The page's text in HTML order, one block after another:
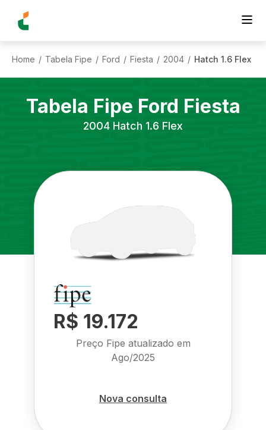
Home / Tabela Fipe / Ford / Fiesta / 2004 / Hatch 1.6 Flex
Tabela Fipe Ford Fiesta
2004 Hatch 1.6 Flex
R$ 19.172
Preço Fipe atualizado em
Ago/2025
Nova consulta